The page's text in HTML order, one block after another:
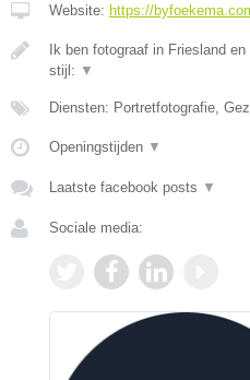
Website: https://
Ik ben fotograaf in Friesland
stijl: ▼
Diensten: Portretfotografie,
Openingstijden ▼
Laatste facebook posts ▼
Sociale media: